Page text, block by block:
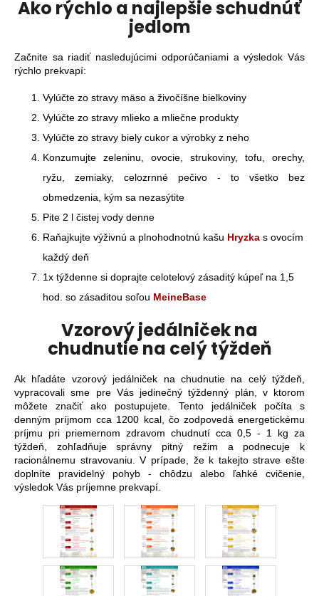
Ako rýchlo a najlepšie schudnúť
jedlom
Začnite sa riadiť nasledujúcimi odporúčaniami a výsledok Vás
rýchlo prekvapí:
Vylúčte zo stravy mäso a živočíšne bielkoviny
Vylúčte zo stravy mlieko a mliečne produkty
Vylúčte zo stravy biely cukor a výrobky z neho
Konzumujte zeleninu, ovocie, strukoviny, tofu, orechy,
ryžu, zemiaky, celozrnné pečivo - to všetko bez
obmedzenia, kým sa nezasýtite
Pite 2 l čistej vody denne
Raňajkujte výživnú a plnohodnotnú kašu Hryzka s ovocím
každý deň
1x týždenne si doprajte celotelový zásaditý kúpeľ na 1,5
hod. so zásaditou soľou MeineBase
Vzorový jedálniček na
chudnutie na celý týždeň
Ak hľadáte vzorový jedálniček na chudnutie na celý týždeň,
vypracovali sme pre Vás jedinečný týždenný plán, v ktorom
môžete značiť ako postupujete. Tento jedálniček počíta s
denným príjmom cca 1200 kcal, čo zodpovedá energetickému
príjmu pri priemernom zdravom chudnutí cca 0,5 - 1 kg za
týždeň, zohľadňuje správny pitný režim a podnecuje k
racionálnemu stravovaniu. V prípade, že k takejto strave ešte
doplníte pravidelný pohyb - chôdzu alebo ľahké cvičenie,
výsledok Vás príjemne prekvapí.
T.
COLIN
T.
MCILWAIN
CAMPBELL,